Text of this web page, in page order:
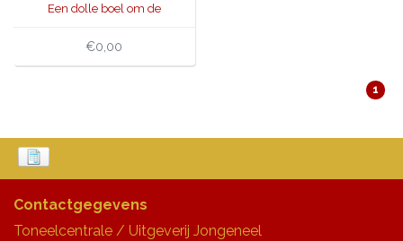
Een dolle boel om de
€0,00
1
Contactgegevens
Toneelcentrale / Uitgeverij Jongeneel